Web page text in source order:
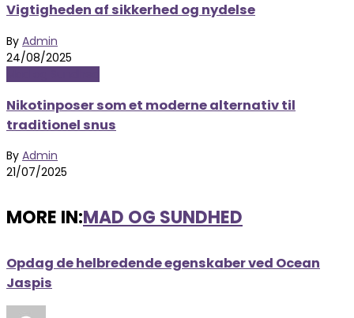
Vigtigheden af sikkerhed og nydelse
By Admin
24/08/2025
Nikotinposer som et moderne alternativ til
traditionel snus
By Admin
21/07/2025
MORE IN:MAD OG SUNDHED
Opdag de helbredende egenskaber ved Ocean
Jaspis